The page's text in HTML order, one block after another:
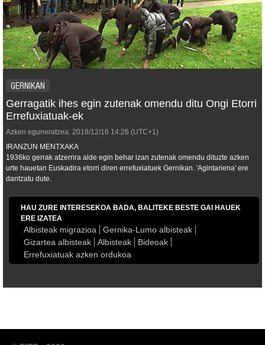
GERNIKAN
Gerragatik ihes egin zutenak omendu ditu Ongi Etorri
Errefuxiatuak-ek
Azken eguneratzea: 2018/12/16 14:26 (UTC+1)
IRANZUN MENTXAKA
1936ko gerrak atzerrira alde egin behar izan zutenak omendu dituzte azken
urte hauetan Euskadira etorri diren errefuxiatuek Gernikan. 'Agintariena' ere
dantzatu dute.
HAU ZURE INTERESEKOA BADA, BALITEKE BESTE GAI HAUEK
ERE IZATEA
Albisteak migrazioa
Gernika-Lumo albisteak
Gizartea albisteak
Albisteak
Bideoak
Errefuxiatuak azken ordukoa